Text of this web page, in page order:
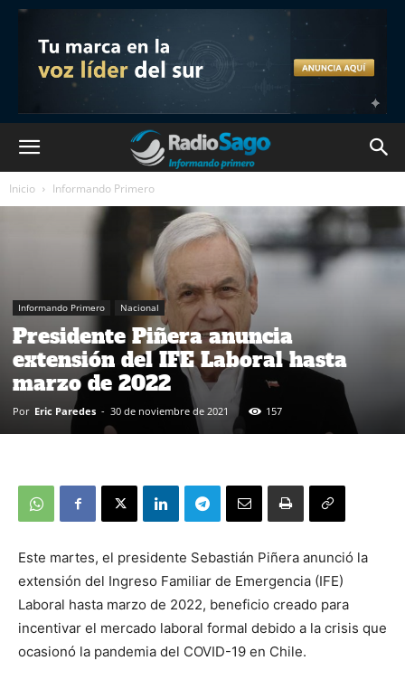
Inicio Informando Primero
Informando Primero Nacional
Presidente Piñera anuncia
extensión del IFE Laboral hasta
marzo de 2022
Por Eric Paredes - 30 de noviembre de 2021 157
Este martes, el presidente Sebastián Piñera anunció la
extensión del Ingreso Familiar de Emergencia (IFE)
Laboral hasta marzo de 2022, beneficio creado para
incentivar el mercado laboral formal debido a la crisis que
ocasionó la pandemia del COVID-19 en Chile.